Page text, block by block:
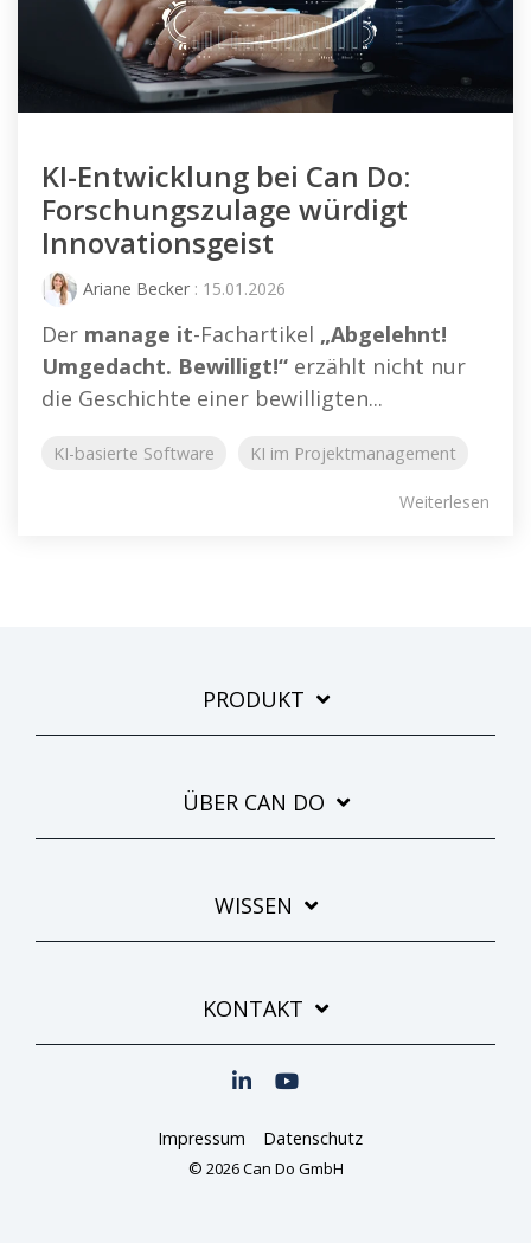
KI-Entwicklung bei Can Do:
Forschungszulage würdigt
Innovationsgeist
Ariane Becker : 15.01.2026
Der manage it-Fachartikel „Abgelehnt!
Umgedacht. Bewilligt!“ erzählt nicht nur
die Geschichte einer bewilligten...
KI-basierte Software KI im Projektmanagement
Weiterlesen
PRODUKT
ÜBER CAN DO
WISSEN
KONTAKT
Impressum Datenschutz
© 2026 Can Do GmbH